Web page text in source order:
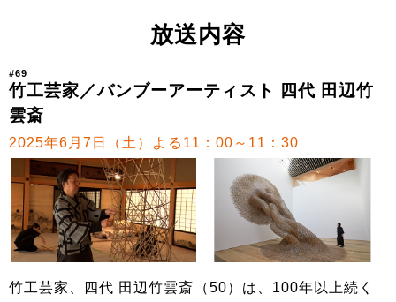
放送内容
#69
竹工芸家／バンブーアーティスト 四代 田辺竹
雲斎
2025年6月7日（土）よる11：00～11：30
竹工芸家、四代 田辺竹雲斎（50）は、100年以上続く